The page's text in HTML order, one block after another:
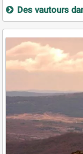
Des vautours